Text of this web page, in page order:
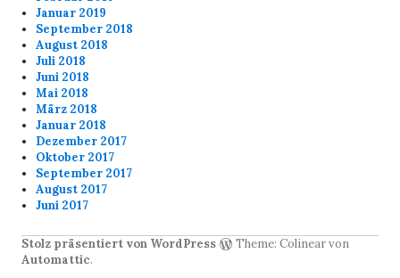
Januar 2019
September 2018
August 2018
Juli 2018
Juni 2018
Mai 2018
März 2018
Januar 2018
Dezember 2017
Oktober 2017
September 2017
August 2017
Juni 2017
Stolz präsentiert von WordPress
Theme: Colinear von
Automattic.